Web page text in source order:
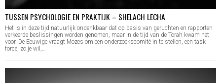
TUSSEN PSYCHOLOGIE EN PRAKTIJK – SHELACH LECHA
Het is in deze tijd natuurlijk ondenkbaar dat op basis van geruchten en rapporten
verkeerde beslissingen worden genomen, maar in de tijd van de Torah kwam het
voor. De Eeuwige vraagt Mozes om een onderzoekscomité in te stellen, een task
force, zo je wil,…